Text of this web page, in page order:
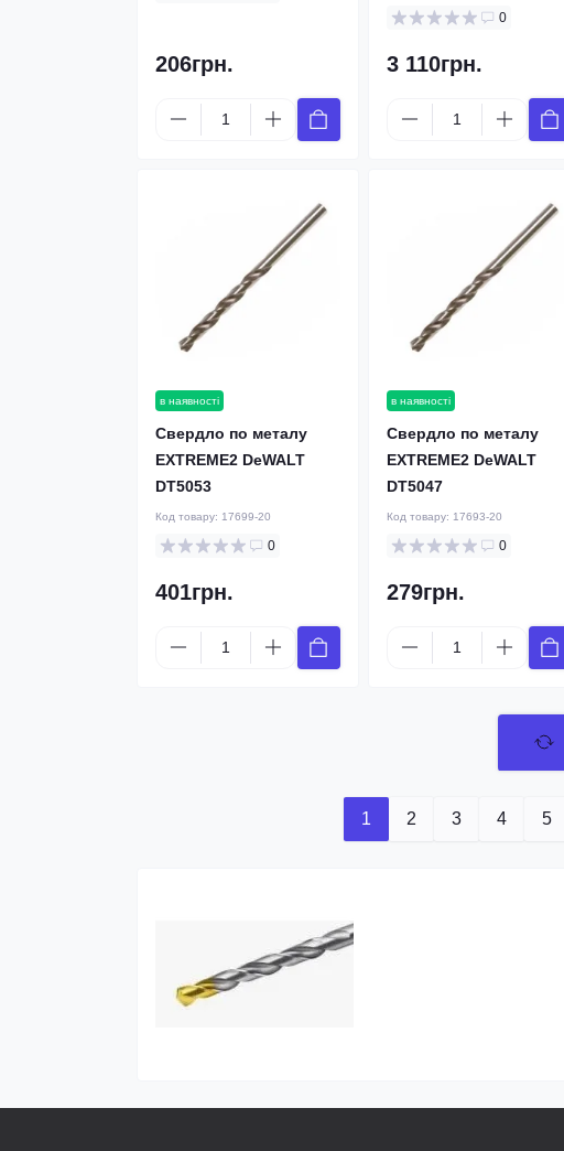
206грн.
0
3 110грн.
в наявності
Свердло по металу
EXTREME2 DeWALT
DT5053
Код товару: 17699-20
0
401грн.
в наявності
Свердло по металу
EXTREME2 DeWALT
DT5047
Код товару: 17693-20
0
279грн.
1 2 3 4 5